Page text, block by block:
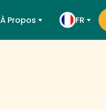
À Propos FR